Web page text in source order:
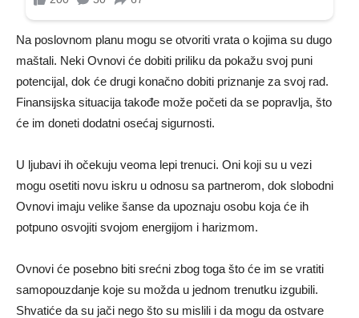
Na poslovnom planu mogu se otvoriti vrata o kojima su dugo
maštali. Neki Ovnovi će dobiti priliku da pokažu svoj puni
potencijal, dok će drugi konačno dobiti priznanje za svoj rad.
Finansijska situacija takođe može početi da se popravlja, što
će im doneti dodatni osećaj sigurnosti.
U ljubavi ih očekuju veoma lepi trenuci. Oni koji su u vezi
mogu osetiti novu iskru u odnosu sa partnerom, dok slobodni
Ovnovi imaju velike šanse da upoznaju osobu koja će ih
potpuno osvojiti svojom energijom i harizmom.
Ovnovi će posebno biti srećni zbog toga što će im se vratiti
samopouzdanje koje su možda u jednom trenutku izgubili.
Shvatiće da su jači nego što su mislili i da mogu da ostvare